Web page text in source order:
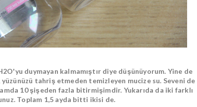
duymayan kalmamıştır diye düşünüyorum. Yine de
yüzünüzü tahriş etmeden temizleyen mucize su. Seveni de
10 şişeden fazla bitirmişimdir. Yukarıda da iki farklı
Toplam 1,5 ayda bitti ikisi de.